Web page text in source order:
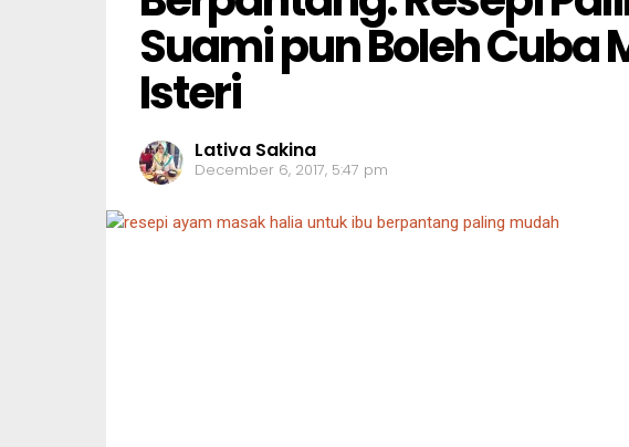
Suami pun Boleh Cuba
Isteri
Lativa Sakina
December 6, 2017, 5:47 pm